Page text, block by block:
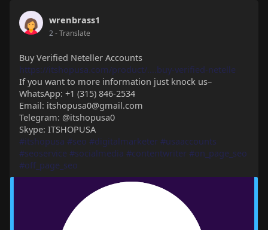
wrenbrass1
2- Translate
Buy Verified Neteller Accounts
https://itshopusa.com/product/....buy-verified-netelle
If you want to more information just knock us–
WhatsApp: +1 (315) 846-2534
Email: itshopusa0@gmail.com
Telegram: @itshopusa0
Skype: ITSHOPUSA
#itshopusa #seo #digitalmarketer #usaaccounts
#seoservice #socialmedia #contentwriter #on_page_seo
#off_page_seo